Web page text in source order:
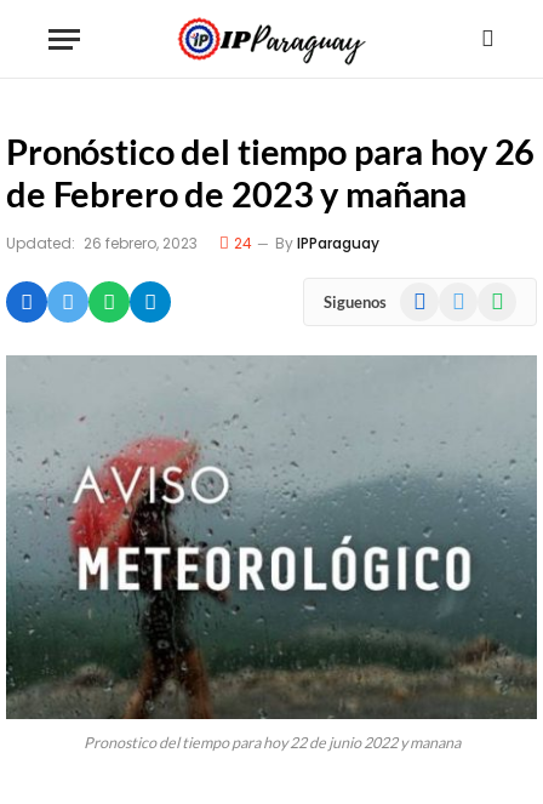
Pronóstico del tiempo para hoy 26
de Febrero de 2023 y mañana
Updated: 26 febrero, 2023 24 ByIPParaguay
Siguenos Facebook
Pronostico del tiempo para hoy 22 de junio 2022 y manana